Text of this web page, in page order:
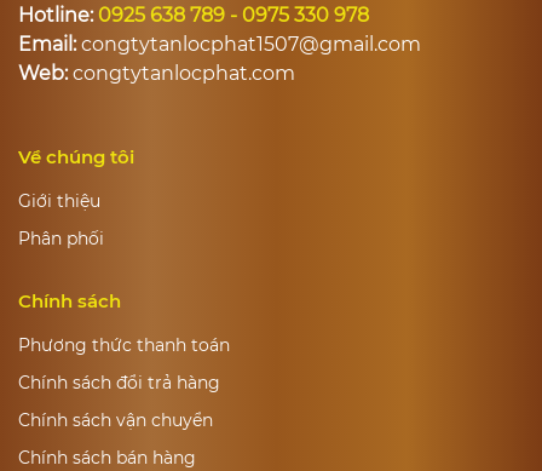
Hotline: 0925 638 789 - 0975 330 978
Email:congtytanlocphat1507@gmail.com
Web:congtytanlocphat.com
Về chúng tôi
Giới thiệu
Phân phối
Chính sách
Phương thức thanh toán
Chính sách đổi trả hàng
Chính sách vận chuyển
Chính sách bán hàng